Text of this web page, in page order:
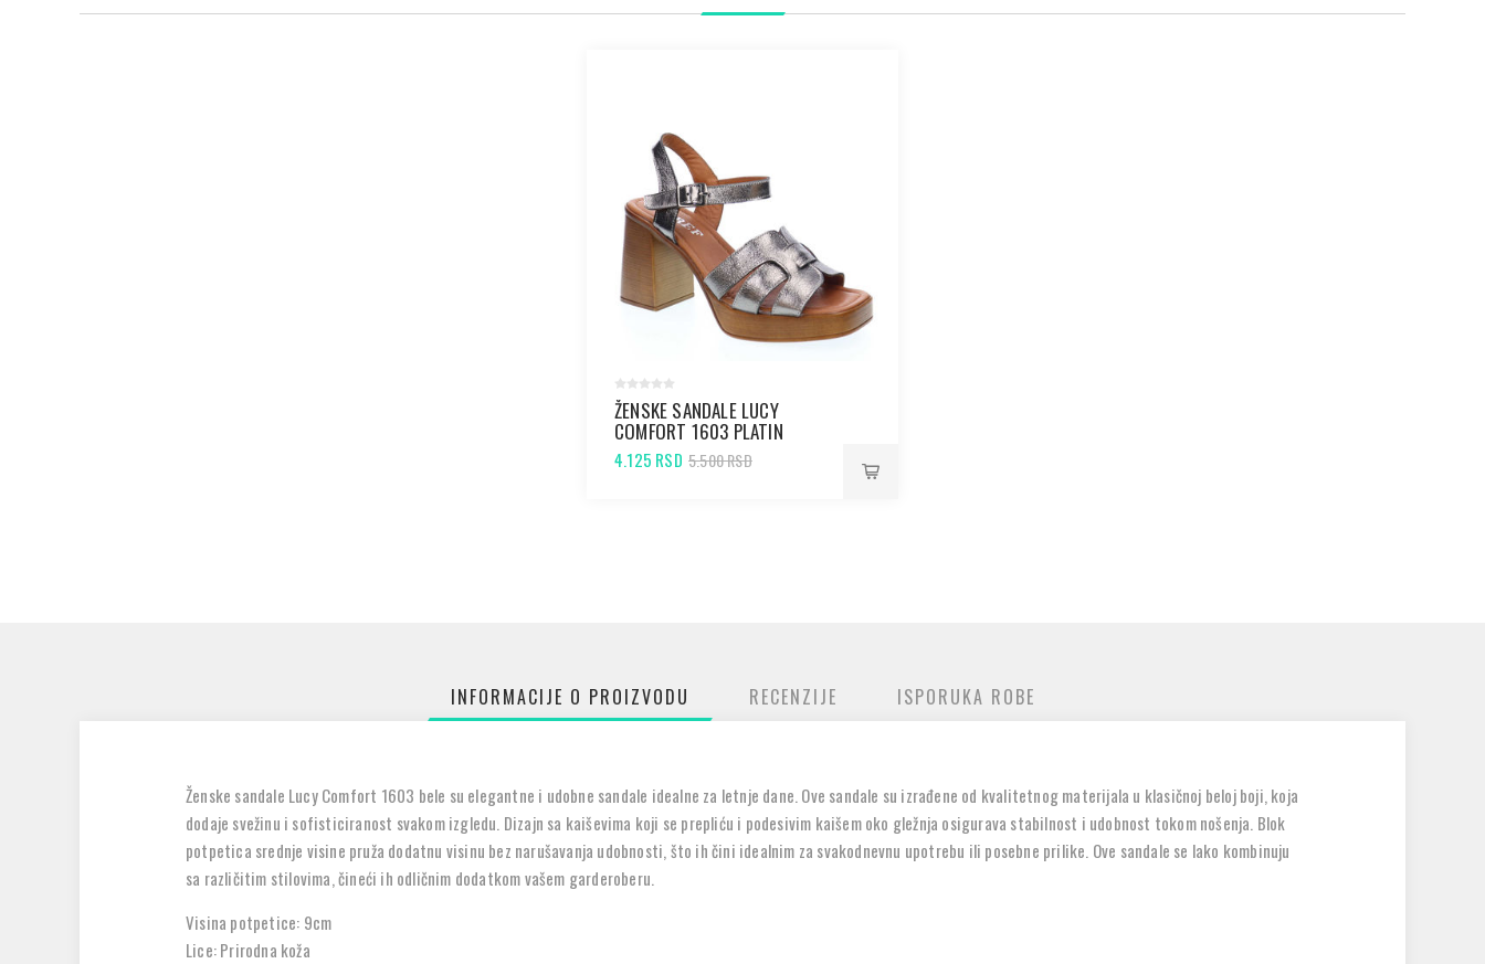
ŽENSKE SANDALE LUCY
COMFORT 1603 PLATIN
4.125 RSD 5.500 RSD
INFORMACIJE O PROIZVODU RECENZIJE ISPORUKA ROBE
Ženske sandale Lucy Comfort 1603 bele su elegantne i udobne sandale idealne za letnje dane. Ove sandale su izrađene od kvalitetnog materijala u klasičnoj beloj boji, koja
dodaje svežinu i sofisticiranost svakom izgledu. Dizajn sa kaiševima koji se prepliću i podesivim kaišem oko gležnja osigurava stabilnost i udobnost tokom nošenja. Blok
potpetica srednje visine pruža dodatnu visinu bez narušavanja udobnosti, što ih čini idealnim za svakodnevnu upotrebu ili posebne prilike. Ove sandale se lako kombinuju
sa različitim stilovima, čineći ih odličnim dodatkom vašem garderoberu.
Visina potpetice: 9cm
Lice: Prirodna koža